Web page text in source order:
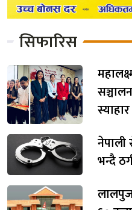
सिफारिस
नेपाली
भन्दै